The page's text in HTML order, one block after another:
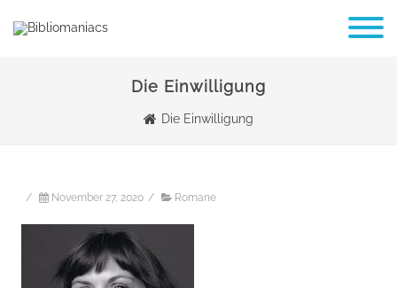
Die Einwilligung
Die Einwilligung
/ November 27, 2020 / Romane